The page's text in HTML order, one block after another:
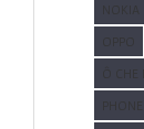
NOKIA